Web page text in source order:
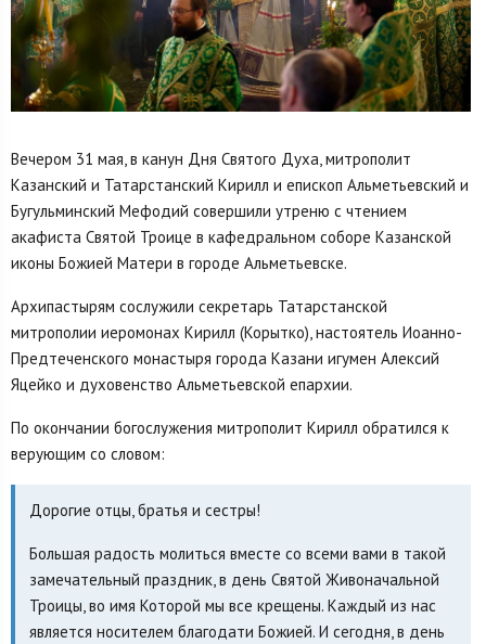
Вечером 31 мая, в канун Дня Святого Духа, митрополит
Казанский и Татарстанский Кирилл и епископ Альметьевский и
Бугульминский Мефодий совершили утреню с чтением
акафиста Святой Троице в кафедральном соборе Казанской
иконы Божией Матери в городе Альметьевске.
Архипастырям сослужили секретарь Татарстанской
митрополии иеромонах Кирилл (Корытко), настоятель Иоанно-
Предтеченского монастыря города Казани игумен Алексий
Яцейко и духовенство Альметьевской епархии.
По окончании богослужения митрополит Кирилл обратился к
верующим со словом:
Дорогие отцы, братья и сестры!
Большая радость молиться вместе со всеми вами в такой
замечательный праздник, в день Святой Живоначальной
Троицы, во имя Которой мы все крещены. Каждый из нас
является носителем благодати Божией. И сегодня, в день